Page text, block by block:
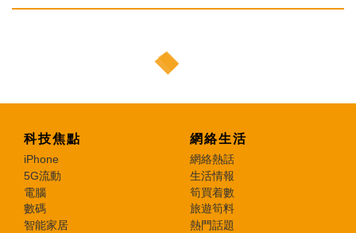
科技焦點
iPhone
5G流動
電腦
數碼
智能家居
網絡生活
網絡熱話
生活情報
筍買着數
旅遊筍料
熱門話題